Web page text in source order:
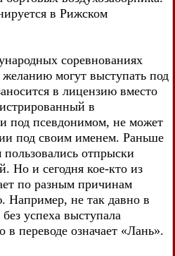
в Рижском
соревнованиях
могут выступать под
в лицензию вместо
в
под псевдонимом, не может
под своим именем. Раньше
отпрыски
Но и сегодня кое-кто из
по разным причинам
Например, не так давно в
успеха выступала
переводе означает «Лань».